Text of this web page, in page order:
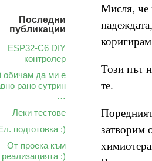
Мисля, че
Този път
те.
затворим
Последни
публикации
ESP32-C6 DIY
контролер
обичам да ми е
рано сутрин
…
Леки тестове
подготовка :)
От проека към
реализацията :)